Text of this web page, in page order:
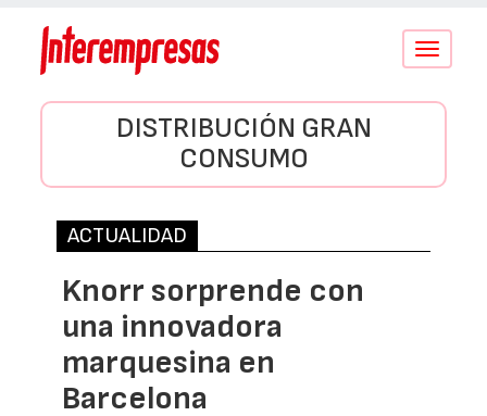
Conmutar
DISTRIBUCIÓN GRAN
CONSUMO
ACTUALIDAD
Knorr sorprende con
una innovadora
marquesina en
Barcelona